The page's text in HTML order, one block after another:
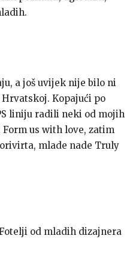
a još uvijek nije bilo ni
Kopajući po
liniju radili neki od mojih
us with love, zatim
mlade nade Truly
od mladih dizajnera